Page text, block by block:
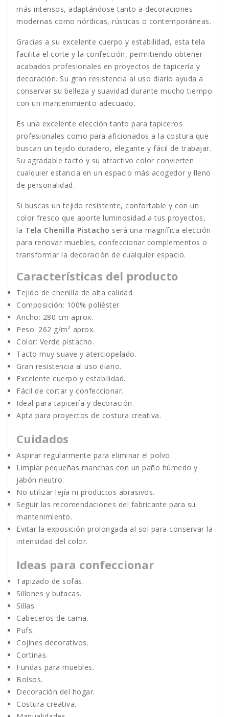
más intensos, adaptándose tanto a decoraciones
modernas como nórdicas, rústicas o contemporáneas.
Gracias a su excelente cuerpo y estabilidad, esta tela
facilita el corte y la confección, permitiendo obtener
acabados profesionales en proyectos de tapicería y
decoración. Su gran resistencia al uso diario ayuda a
conservar su belleza y suavidad durante mucho tiempo
con un mantenimiento adecuado.
Es una excelente elección tanto para tapiceros
profesionales como para aficionados a la costura que
buscan un tejido duradero, elegante y fácil de trabajar.
Su agradable tacto y su atractivo color convierten
cualquier estancia en un espacio más acogedor y lleno
de personalidad.
Si buscas un tejido resistente, confortable y con un
color fresco que aporte luminosidad a tus proyectos,
la Tela Chenilla Pistacho será una magnífica elección
para renovar muebles, confeccionar complementos o
transformar la decoración de cualquier espacio.
Características del producto
Tejido de chenilla de alta calidad.
Composición: 100% poliéster
Ancho: 280 cm aprox.
Peso: 262 g/m² aprox.
Color: Verde pistacho.
Tacto muy suave y aterciopelado.
Gran resistencia al uso diario.
Excelente cuerpo y estabilidad.
Fácil de cortar y confeccionar.
Ideal para tapicería y decoración.
Apta para proyectos de costura creativa.
Cuidados
Aspirar regularmente para eliminar el polvo.
Limpiar pequeñas manchas con un paño húmedo y
jabón neutro.
No utilizar lejía ni productos abrasivos.
Seguir las recomendaciones del fabricante para su
mantenimiento.
Evitar la exposición prolongada al sol para conservar la
intensidad del color.
Ideas para confeccionar
Tapizado de sofás.
Sillones y butacas.
Sillas.
Cabeceros de cama.
Pufs.
Cojines decorativos.
Cortinas.
Fundas para muebles.
Bolsos.
Decoración del hogar.
Costura creativa.